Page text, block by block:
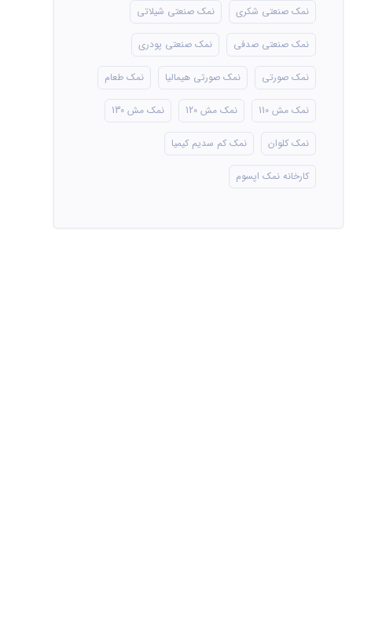
نمک صنعتی شکری نمک صنعتی شیلاتی
نمک صنعتی صدفی نمک صنعتی پودری
نمک صورتی نمک صورتی هیمالیا نمک طعام
نمک مش 110 نمک مش 120 نمک مش 130
نمک کلوان نمک کم سدیم کیمیا
کارخانه نمک اپسوم